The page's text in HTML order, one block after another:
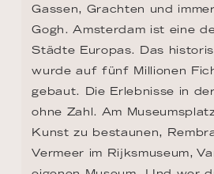
Gassen, Grachten und
Gogh. Amsterdam ist eine
Städte Europas. Das
wurde auf fünf Millionen
gebaut. Die Erlebnisse in
ohne Zahl. Am
Kunst zu bestaunen,
Vermeer im Rijksmuseum,